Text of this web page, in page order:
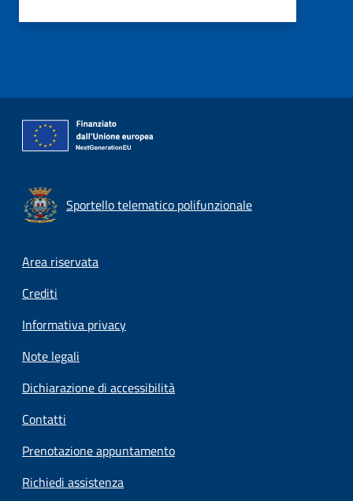
Sportello telematico polifunzionale
Footer menu
Area riservata
Crediti
Informativa privacy
Note legali
Dichiarazione di accessibilità
Contatti
Prenotazione appuntamento
Richiedi assistenza